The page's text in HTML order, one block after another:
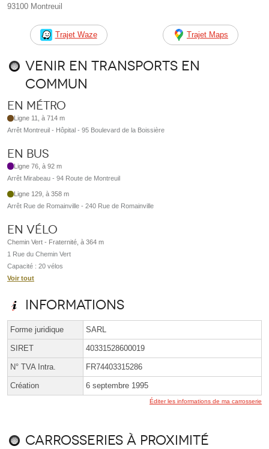
93100 Montreuil
Trajet Waze Trajet Maps
Venir en transports en
commun
En métro
Ligne 11, à 714 m
Arrêt Montreuil - Hôpital - 95 Boulevard de la Boissière
En bus
Ligne 76, à 92 m
Arrêt Mirabeau - 94 Route de Montreuil
Ligne 129, à 358 m
Arrêt Rue de Romainville - 240 Rue de Romainville
En vélo
Chemin Vert - Fraternité, à 364 m
1 Rue du Chemin Vert
Capacité : 20 vélos
Voir tout
Informations
Forme juridique SARL
SIRET 40331528600019
N° TVA Intra. FR74403315286
Création 6 septembre 1995
Éditer les informations de ma carrosserie
Carrosseries à proximité